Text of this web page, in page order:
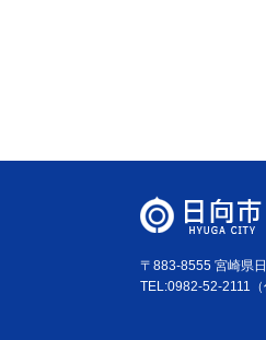
〒883-8555 宮崎県
TEL:0982-52-2111